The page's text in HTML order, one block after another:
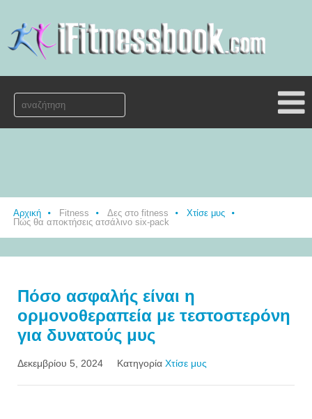
Αρχική Fitness Δες στο fitness
Χτίσε μυς
Πώς θα αποκτήσεις ατσάλινο six-pack
Πόσο ασφαλής είναι η
ορμονοθεραπεία με τεστοστερόνη
για δυνατούς μυς
Δεκεμβρίου 5, 2024 Κατηγορία Χτίσε μυς